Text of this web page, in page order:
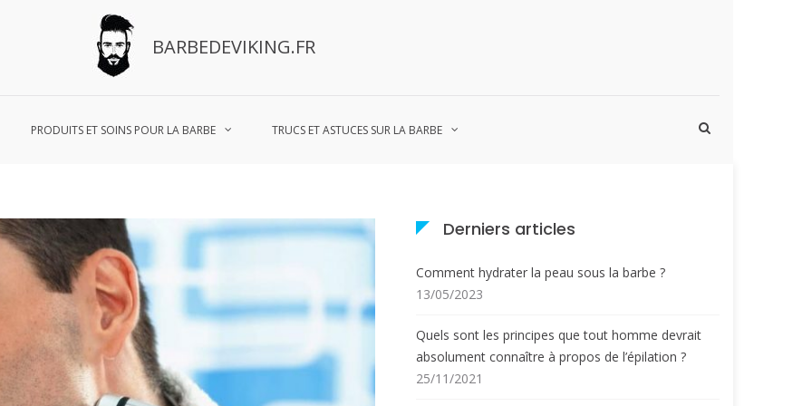
BARBEDEVIKING.FR
PRODUITS ET SOINS POUR LA BARBE TRUCS ET ASTUCES SUR LA BARBE
Afficher
Derniers articles
Comment hydrater la peau sous la barbe ?
13/05/2023
Quels sont les principes que tout homme devrait
absolument connaître à propos de l’épilation ?
25/11/2021